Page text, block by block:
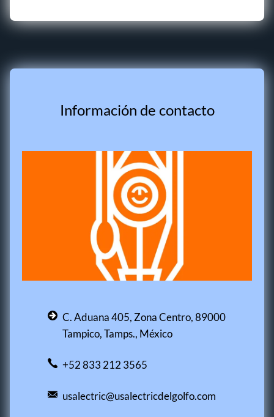
Información de contacto
C. Aduana 405, Zona Centro, 89000
Tampico, Tamps., México
+52 833 212 3565
usalectric@usalectricdelgolfo.com